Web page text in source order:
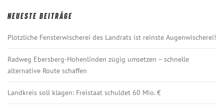
NEUESTE BEITRÄGE
Plötzliche Fensterwischerei des Landrats ist reinste Augenwischerei!
Radweg Ebersberg-Hohenlinden zügig umsetzen – schnelle
alternative Route schaffen
Landkreis soll klagen: Freistaat schuldet 60 Mio. €